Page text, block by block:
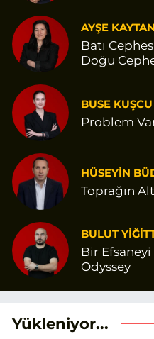
AYŞE
Batı
Doğu
BUSE KUŞCU
Problem
HÜSEYİN
Toprağın
BULUT
Bir
Odyssey
Yükleniyor...